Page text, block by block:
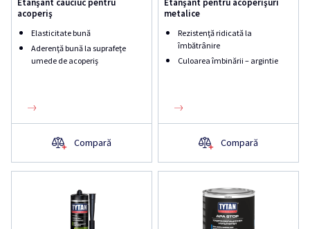
Etanşant cauciuc pentru
acoperiş
Elasticitate bună
Aderenţă bună la suprafeţe
umede de acoperiş
Compară
Etanşant pentru acoperişuri
metalice
Rezistenţă ridicată la
îmbătrânire
Culoarea îmbinării – argintie
Compară